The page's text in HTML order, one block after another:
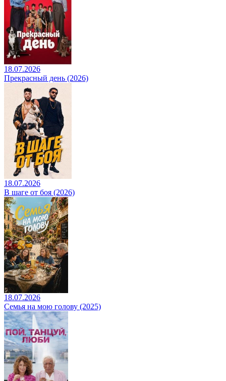
18.07.2026
Прекрасный день (2026)
18.07.2026
В шаге от боя (2026)
18.07.2026
Семья на мою голову (2025)